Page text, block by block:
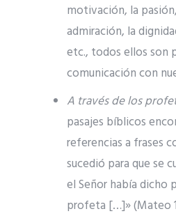
motivación, la
admiración, la
etc., todos ellos son
comunicación con
A través de los
pasajes bíblicos
referencias a frases
sucedió para que se
el Señor había dicho
profeta […]» (Mateo